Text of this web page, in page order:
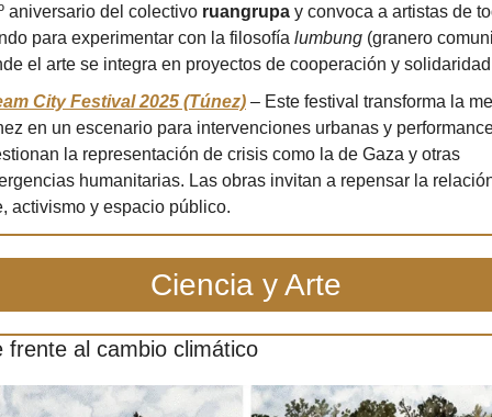
aniversario del colectivo ruangrupa y convoca a artistas de
para experimentar con la filosofía lumbung (granero
el arte se integra en proyectos de cooperación y
City Festival 2025 (Túnez) – Este festival transforma la
en un escenario para intervenciones urbanas y
la representación de crisis como la de Gaza y otras
humanitarias. Las obras invitan a repensar la
activismo y espacio público.
Ciencia y Arte
al cambio climático